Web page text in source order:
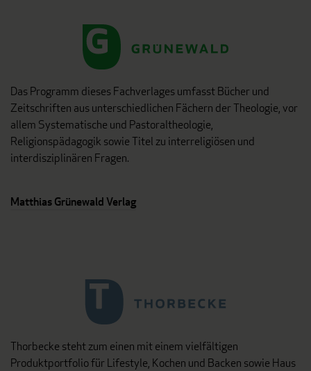
Das Programm dieses Fachverlages umfasst Bücher und
Zeitschriften aus unterschiedlichen Fächern der Theologie, vor
allem Systematische und Pastoraltheologie,
Religionspädagogik sowie Titel zu interreligiösen und
interdisziplinären Fragen.
Matthias Grünewald Verlag
Thorbecke steht zum einen mit einem vielfältigen
Produktportfolio für Lifestyle, Kochen und Backen sowie Haus